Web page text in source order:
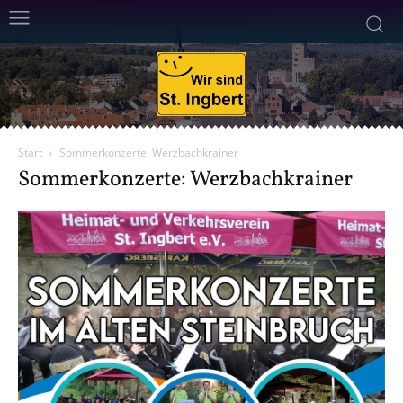
Start Sommerkonzerte: Werzbachkrainer
Sommerkonzerte: Werzbachkrainer